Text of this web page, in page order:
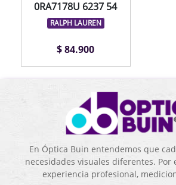
0RA7178U 6237 54
RALPH LAUREN
$ 84.900
En Óptica Buin entendemos que
necesidades visuales diferentes. Por
experiencia profesional,